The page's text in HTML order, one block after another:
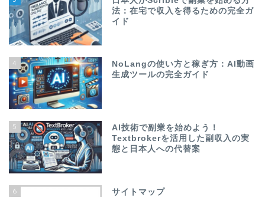
法：在宅で収入を得るための完全ガ
イド
4
NoLangの使い方と稼ぎ方：AI動画
生成ツールの完全ガイド
5
AI技術で副業を始めよう！
Textbrokerを活用した副収入の実
態と日本人への代替案
6 サイトマップ